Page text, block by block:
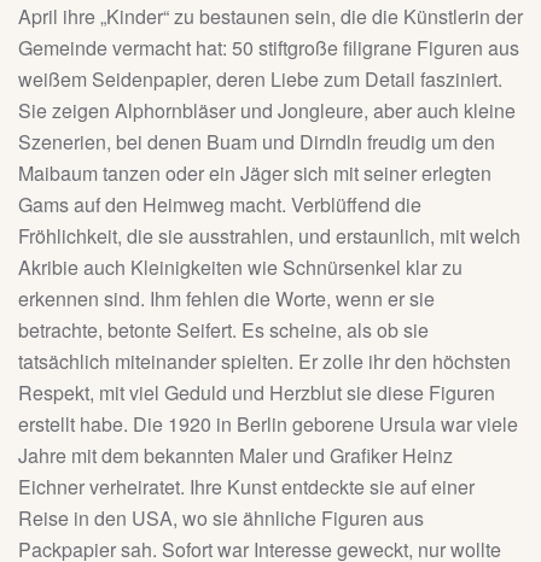
April ihre „Kinder“ zu bestaunen sein, die die Künstlerin der
Gemeinde vermacht hat: 50 stiftgroße filigrane Figuren aus
weißem Seidenpapier, deren Liebe zum Detail fasziniert.
Sie zeigen Alphornbläser und Jongleure, aber auch kleine
Szenerien, bei denen Buam und Dirndln freudig um den
Maibaum tanzen oder ein Jäger sich mit seiner erlegten
Gams auf den Heimweg macht. Verblüffend die
Fröhlichkeit, die sie ausstrahlen, und erstaunlich, mit welch
Akribie auch Kleinigkeiten wie Schnürsenkel klar zu
erkennen sind. Ihm fehlen die Worte, wenn er sie
betrachte, betonte Seifert. Es scheine, als ob sie
tatsächlich miteinander spielten. Er zolle ihr den höchsten
Respekt, mit viel Geduld und Herzblut sie diese Figuren
erstellt habe. Die 1920 in Berlin geborene Ursula war viele
Jahre mit dem bekannten Maler und Grafiker Heinz
Eichner verheiratet. Ihre Kunst entdeckte sie auf einer
Reise in den USA, wo sie ähnliche Figuren aus
Packpapier sah. Sofort war Interesse geweckt, nur wollte